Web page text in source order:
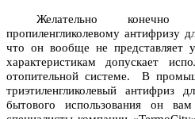
Желательно конечно
пропиленгликолевому антифризу
что он вообще не представляет
характеристикам допускает
отопительной системе. В
триэтиленгликолевый антифриз
бытового использования он